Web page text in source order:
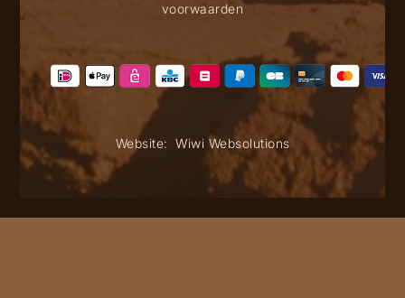
voorwaarden
Website: Wiwi Websolutions